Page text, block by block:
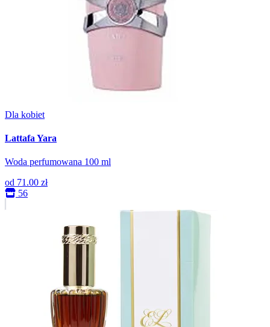
Dla kobiet
Lattafa Yara
Woda perfumowana 100 ml
od 71.00 zł
56